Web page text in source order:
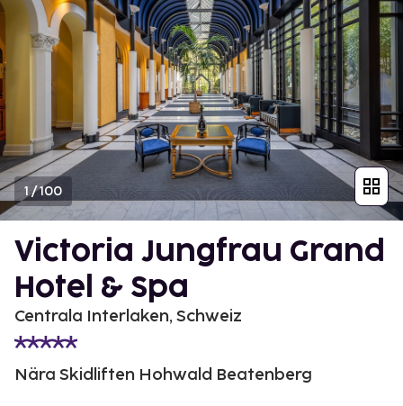
1/100
Victoria Jungfrau Grand
Hotel & Spa
Centrala Interlaken, Schweiz
Nära Skidliften Hohwald Beatenberg